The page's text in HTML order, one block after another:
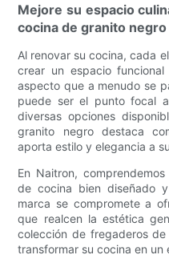
Mejore su espacio
cocina de granito
Al renovar su cocina, cada
crear un espacio
aspecto que a menudo se
puede ser el punto focal
diversas opciones
granito negro destaca
aporta estilo y elegancia a
En Naitron,
de cocina bien diseñado
marca se compromete a
que realcen la estética
colección de fregaderos
transformar su cocina en